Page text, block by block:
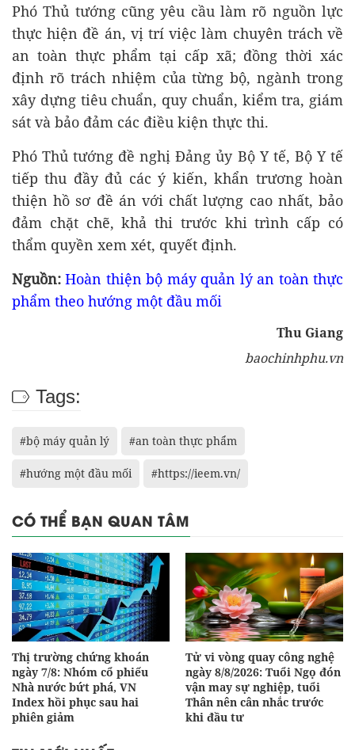
Phó Thủ tướng cũng yêu cầu làm rõ nguồn lực
thực hiện đề án, vị trí việc làm chuyên trách về
an toàn thực phẩm tại cấp xã; đồng thời xác
định rõ trách nhiệm của từng bộ, ngành trong
xây dựng tiêu chuẩn, quy chuẩn, kiểm tra, giám
sát và bảo đảm các điều kiện thực thi.
Phó Thủ tướng đề nghị Đảng ủy Bộ Y tế, Bộ Y tế
tiếp thu đầy đủ các ý kiến, khẩn trương hoàn
thiện hồ sơ đề án với chất lượng cao nhất, bảo
đảm chặt chẽ, khả thi trước khi trình cấp có
thẩm quyền xem xét, quyết định.
Nguồn:Hoàn thiện bộ máy quản lý an toàn thực
phẩm theo hướng một đầu mối
Thu Giang
baochinhphu.vn
Tags:
#bộ máy quản lý #an toàn thực phẩm
#hướng một đầu mối #https://ieem.vn/
CÓ THỂ BẠN QUAN TÂM
Thị trường chứng khoán
ngày 7/8: Nhóm cổ phiếu
Nhà nước bứt phá, VN
Index hồi phục sau hai
phiên giảm
Tử vi vòng quay công nghệ
ngày 8/8/2026: Tuổi Ngọ đón
vận may sự nghiệp, tuổi
Thân nên cân nhắc trước
khi đầu tư